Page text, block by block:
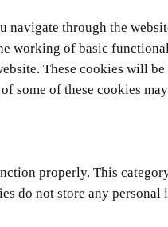
through the
working of basic
These cookies will
some of these cookies
properly. This
do not store any personal